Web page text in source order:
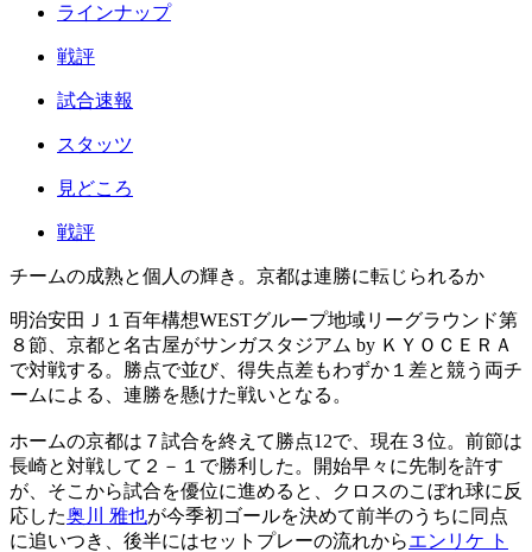
ラインナップ
戦評
試合速報
スタッツ
見どころ
戦評
チームの成熟と個人の輝き。京都は連勝に転じられるか
明治安田Ｊ１百年構想WESTグループ地域リーグラウンド第
８節、京都と名古屋がサンガスタジアム by ＫＹＯＣＥＲＡ
で対戦する。勝点で並び、得失点差もわずか１差と競う両チ
ームによる、連勝を懸けた戦いとなる。
ホームの京都は７試合を終えて勝点12で、現在３位。前節は
長崎と対戦して２－１で勝利した。開始早々に先制を許す
が、そこから試合を優位に進めると、クロスのこぼれ球に反
応した奥川 雅也が今季初ゴールを決めて前半のうちに同点
に追いつき、後半にはセットプレーの流れからエンリケ ト